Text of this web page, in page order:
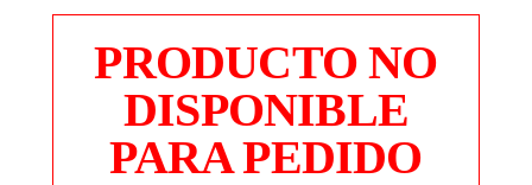
PRODUCTO NO
DISPONIBLE
PARA PEDIDO